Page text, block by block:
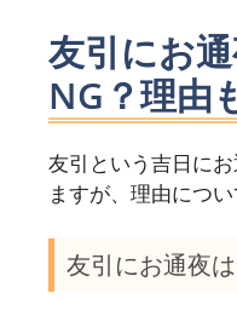
友引にお
NG？理由
友引という吉日に
ますが、理由につ
友引にお通夜